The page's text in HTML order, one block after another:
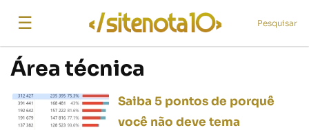
☰ Pesquisar
Área técnica
Saiba 5 pontos de porquê
você não deve tema